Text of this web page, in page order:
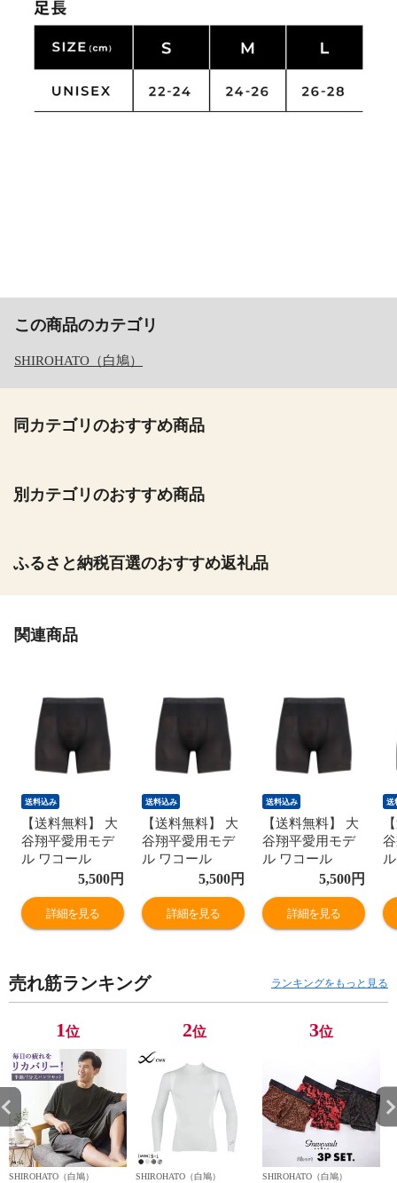
この商品のカテゴリ
SHIROHATO（白鳩）
同カテゴリのおすすめ商品
別カテゴリのおすすめ商品
ふるさと納税百選のおすすめ返礼品
関連商品
送料込み
【送料無料】 大
谷翔平愛用モデ
ル ワコール
Wacoal シーダブ
リューエックス
CW-X メンズ 男
性用 股関節サポ
ディバランスア
ップ ショート丈
5,500円
詳細を見る
送料込み
【送料無料】 大
谷翔平愛用モデ
ル ワコール
Wacoal シーダブ
リューエックス
CW-X メンズ 男
性用 股関節サポ
ディバランスア
ップ ショート丈
5,500円
詳細を見る
送料込み
【送料無料】 大
谷翔平愛用モデ
ル ワコール
Wacoal シーダブ
リューエックス
CW-X メンズ 男
性用 股関節サポ
ディバランスア
ップ ショート丈
5,500円
詳細を見る
送
売れ筋ランキング ランキングをもっと見る
1位
SHIROHATO（白鳩）
2位
SHIROHATO（白鳩）
3位
SHIROHATO（白鳩）